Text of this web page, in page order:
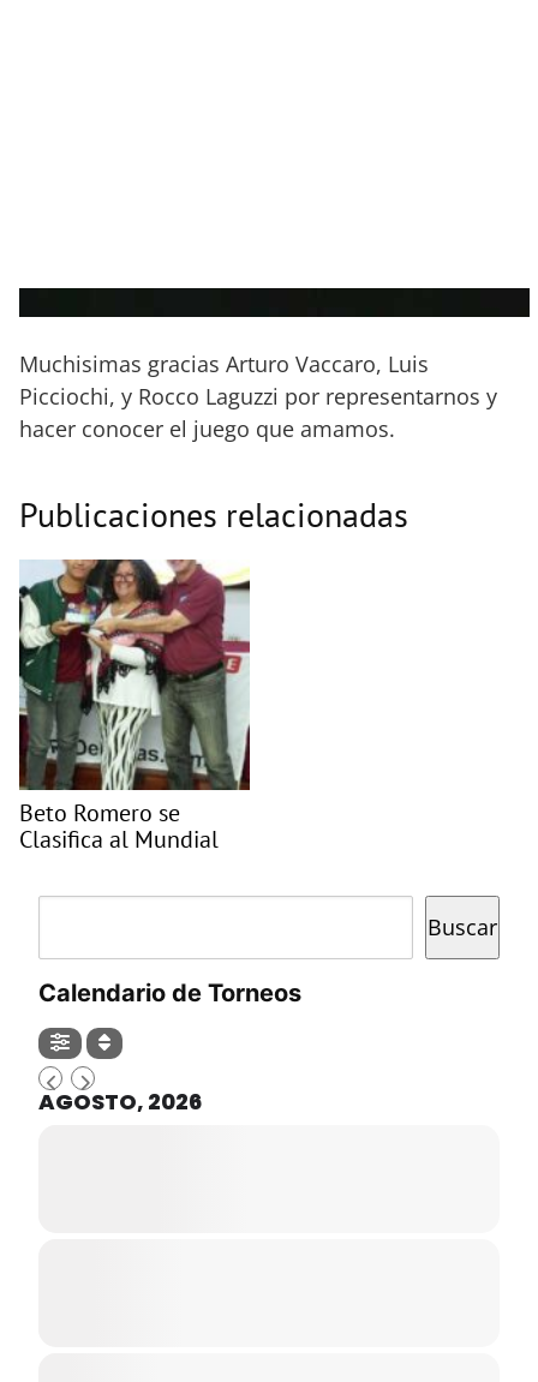
Muchisimas gracias Arturo Vaccaro, Luis
Picciochi, y Rocco Laguzzi por representarnos y
hacer conocer el juego que amamos.
Publicaciones relacionadas
Beto Romero se
Clasifica al Mundial
Buscar
Calendario de Torneos
AGOSTO, 2026